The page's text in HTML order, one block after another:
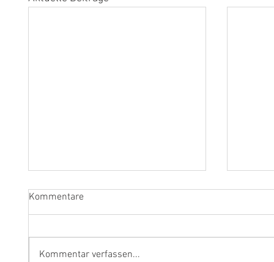
Kommentare
Kommentar verfassen...